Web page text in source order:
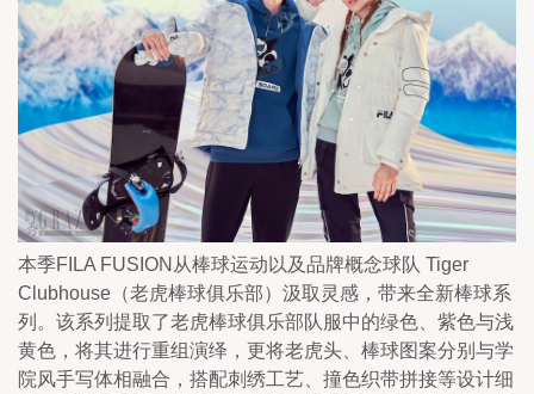
本季FILA FUSION从棒球运动以及品牌概念球队 Tiger
Clubhouse（老虎棒球俱乐部）汲取灵感，带来全新棒球系
列。该系列提取了老虎棒球俱乐部队服中的绿色、紫色与浅
黄色，将其进行重组演绎，更将老虎头、棒球图案分别与学
院风手写体相融合，搭配刺绣工艺、撞色织带拼接等设计细